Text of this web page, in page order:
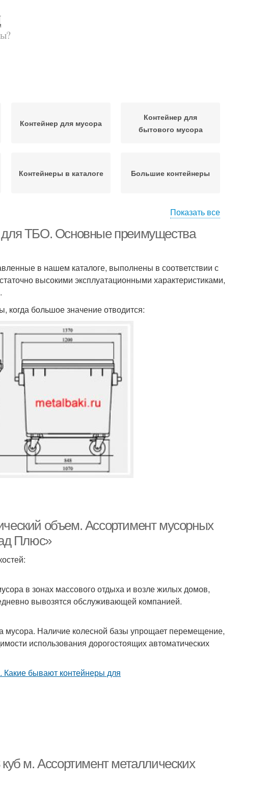
Контейнер для мусора
Контейнер для
бытового мусора
Контейнеры в каталоге Большие контейнеры
Показать все
ТБО. Основные преимущества
в нашем каталоге, выполнены в соответствии с
высокими эксплуатационными характеристиками,
когда большое значение отводится:
объем. Ассортимент мусорных
Плюс»
в зонах массового отдыха и возле жилых домов,
вывозятся обслуживающей компанией.
мусора. Наличие колесной базы упрощает перемещение,
использования дорогостоящих автоматических
м. Ассортимент металлических